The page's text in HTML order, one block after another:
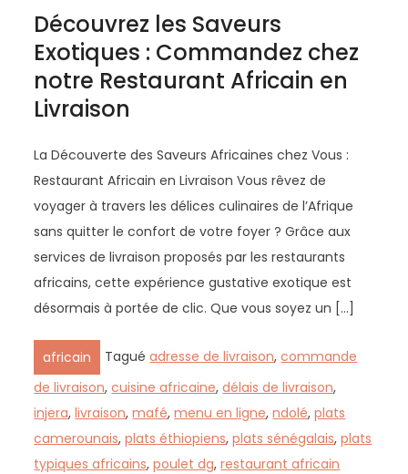
Découvrez les Saveurs
Exotiques : Commandez chez
notre Restaurant Africain en
Livraison
La Découverte des Saveurs Africaines chez Vous :
Restaurant Africain en Livraison Vous rêvez de
voyager à travers les délices culinaires de l’Afrique
sans quitter le confort de votre foyer ? Grâce aux
services de livraison proposés par les restaurants
africains, cette expérience gustative exotique est
désormais à portée de clic. Que vous soyez un […]
africain Taguéadresse de livraison,commande
de livraison,cuisine africaine,délais de livraison,
injera,livraison,mafé,menu en ligne,ndolé,plats
camerounais,plats éthiopiens,plats sénégalais,plats
typiques africains,poulet dg,restaurant africain